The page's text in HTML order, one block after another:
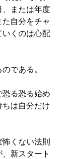
または年度
自分をチャ
いくのは心配
である。
恐る恐る始め
は自分だけ
くない法則
新スタート